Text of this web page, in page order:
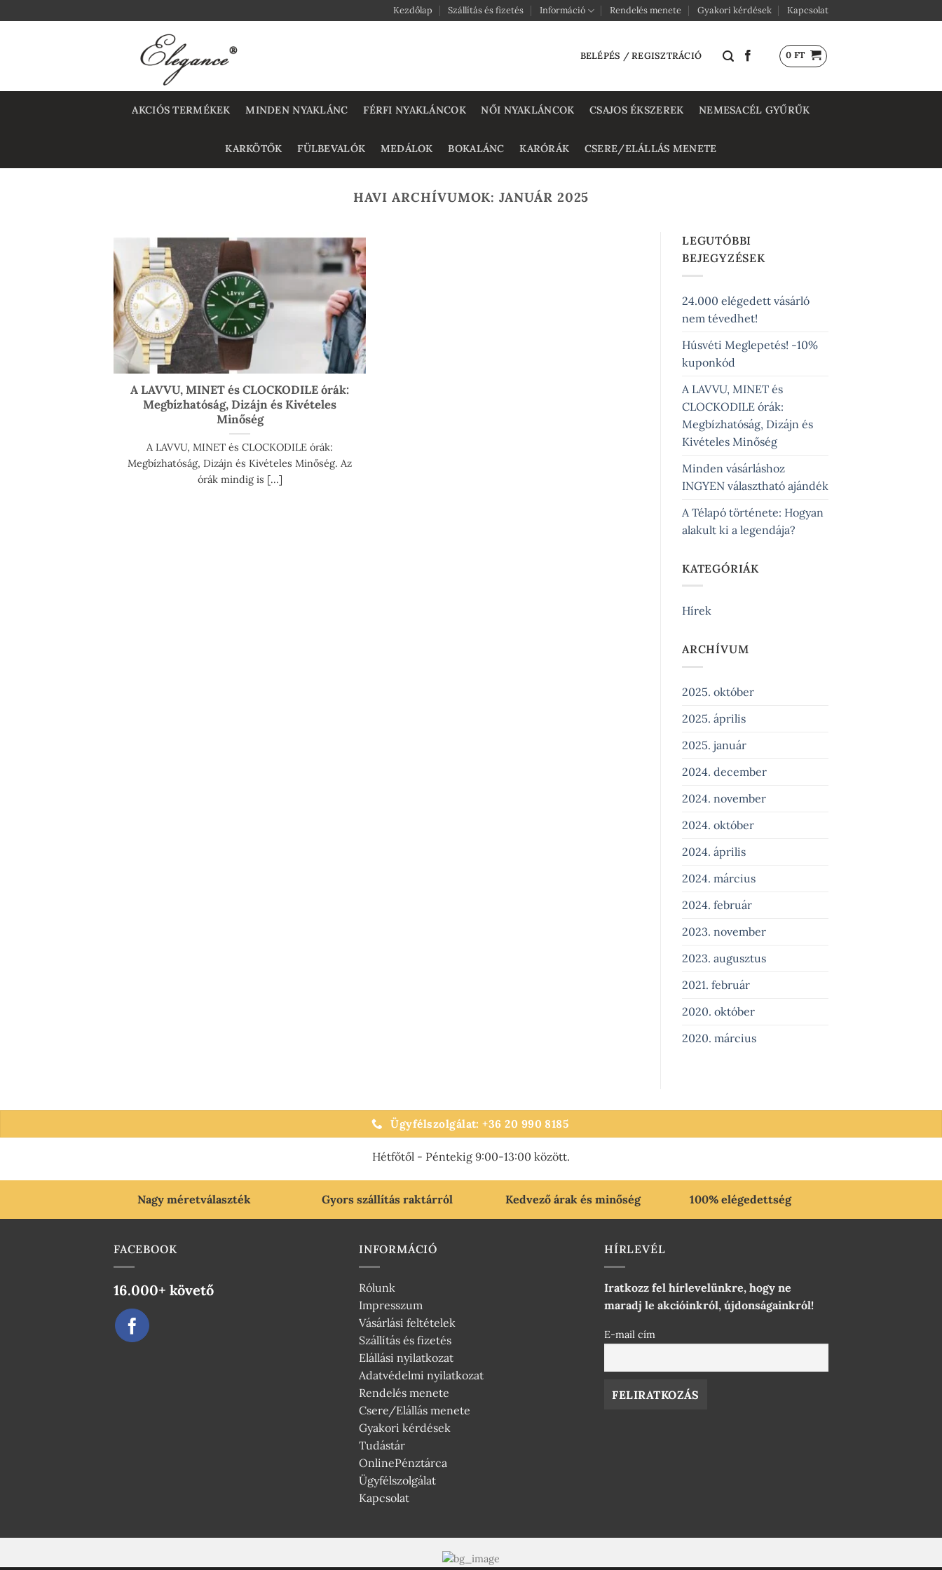
to
Kezdőlap Szállítás és fizetés Információ Rendelés menete Gyakori kérdések Kapcsolat
BELÉPÉS / REGISZTRÁCIÓ 0 FT
AKCIÓS TERMÉKEK MINDEN NYAKLÁNC FÉRFI NYAKLÁNCOK NŐI NYAKLÁNCOK CSAJOS ÉKSZEREK NEMESACÉL GYŰRŰK
KARKÖTŐK FÜLBEVALÓK MEDÁLOK BOKALÁNC KARÓRÁK CSERE/ELÁLLÁS MENETE
HAVI ARCHÍVUMOK:JANUÁR 2025
A LAVVU, MINET és CLOCKODILE órák:
Megbízhatóság, Dizájn és Kivételes
Minőség
A LAVVU, MINET és CLOCKODILE órák:
Megbízhatóság, Dizájn és Kivételes Minőség. Az
órák mindig is [...]
LEGUTÓBBI
BEJEGYZÉSEK
24.000 elégedett vásárló
nem tévedhet!
Húsvéti Meglepetés! -10%
kuponkód
A LAVVU, MINET és
CLOCKODILE órák:
Megbízhatóság, Dizájn és
Kivételes Minőség
Minden vásárláshoz
INGYEN választható ajándék
A Télapó története: Hogyan
alakult ki a legendája?
KATEGÓRIÁK
Hírek
ARCHÍVUM
2025. október
2025. április
2025. január
2024. december
2024. november
2024. október
2024. április
2024. március
2024. február
2023. november
2023. augusztus
2021. február
2020. október
2020. március
Ügyfélszolgálat: +36 20 990 8185
Hétfőtől - Péntekig 9:00-13:00 között.
Nagy méretválaszték Gyors szállítás raktárról Kedvező árak és minőség 100% elégedettség
FACEBOOK
16.000+ követő
INFORMÁCIÓ
Rólunk
Impresszum
Vásárlási feltételek
Szállítás és fizetés
Elállási nyilatkozat
Adatvédelmi nyilatkozat
Rendelés menete
Csere/Elállás menete
Gyakori kérdések
Tudástár
OnlinePénztárca
Ügyfélszolgálat
Kapcsolat
HÍRLEVÉL
Iratkozz fel hírlevelünkre, hogy ne
maradj le akcióinkról, újdonságainkról!
E-mail cím